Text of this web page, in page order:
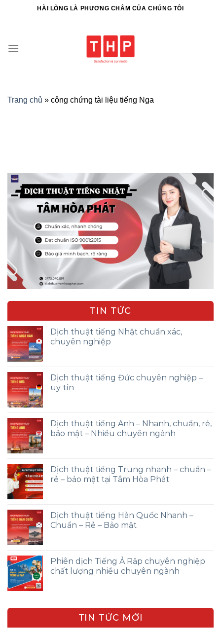
HÀI LÒNG LÀ PHƯƠNG CHÂM CỦA CHÚNG TÔI
Trang chủ » công chứng tài liệu tiếng Nga
TIN TỨC
Dịch thuật tiếng Nhật chuẩn xác,
chuyên nghiệp
Dịch thuật tiếng Đức chuyên nghiệp –
uy tín
Dịch thuật tiếng Anh – Nhanh, chuẩn, rẻ,
bảo mật – Nhiều chuyên ngành
Dịch thuật tiếng Trung nhanh – chuẩn –
rẻ – bảo mật tại Tâm Hòa Phát
Dịch thuật tiếng Hàn Quốc Nhanh –
Chuẩn – Rẻ – Bảo mật
Phiên dịch Tiếng Ả Rập chuyên nghiệp
chất lượng nhiều chuyên ngành
TIN TỨC MỚI